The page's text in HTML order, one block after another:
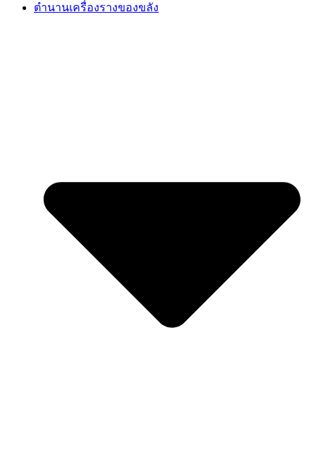
ตำนานเครื่องรางของขลัง